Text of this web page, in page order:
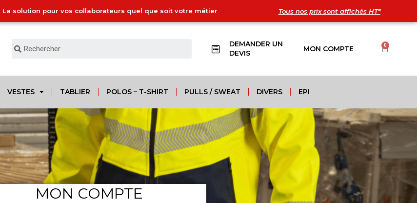
La solution pour vos collaborateurs quel que soit votre métier Tous nos prix sont affichés HT*
DEMANDER UN
DEVIS
MON COMPTE 0
VESTES TABLIER POLOS – T-SHIRT PULLS / SWEAT DIVERS EPI
MON COMPTE